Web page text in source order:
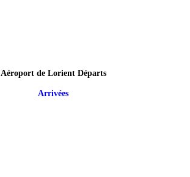
Aéroport de Lorient Départs
Arrivées